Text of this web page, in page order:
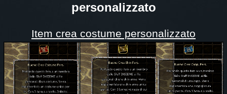
personalizzato
Item crea costume personalizzato